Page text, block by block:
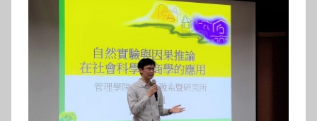
參
考